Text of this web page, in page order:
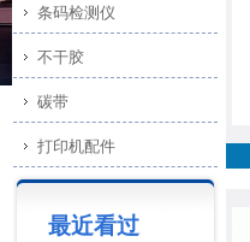
条码检测仪
不干胶
碳带
打印机配件
最近看过